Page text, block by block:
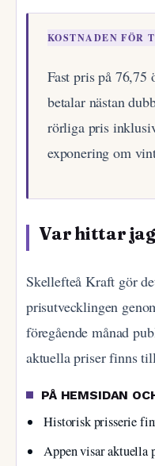
KOSTNADEN FÖR
Fast pris på 76,75
betalar nästan
rörliga pris
exponering om
Var hittar
Skellefteå Kraft gör
prisutvecklingen
föregående månad
aktuella priser finns
PÅ HEMSIDAN
Historisk prisserie
Appen visar aktuella